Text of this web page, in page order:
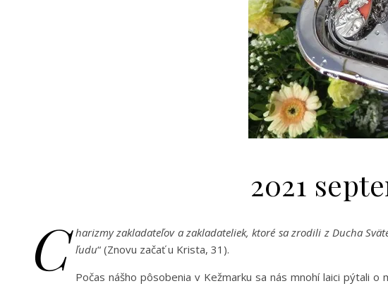
2021
C harizmy zakladateľov a zakladateliek, ktoré sa zrodili z Ducha
ľudu“ (Znovu začať u Krista, 31).
Počas nášho pôsobenia v Kežmarku sa nás mnohí laici pýtali